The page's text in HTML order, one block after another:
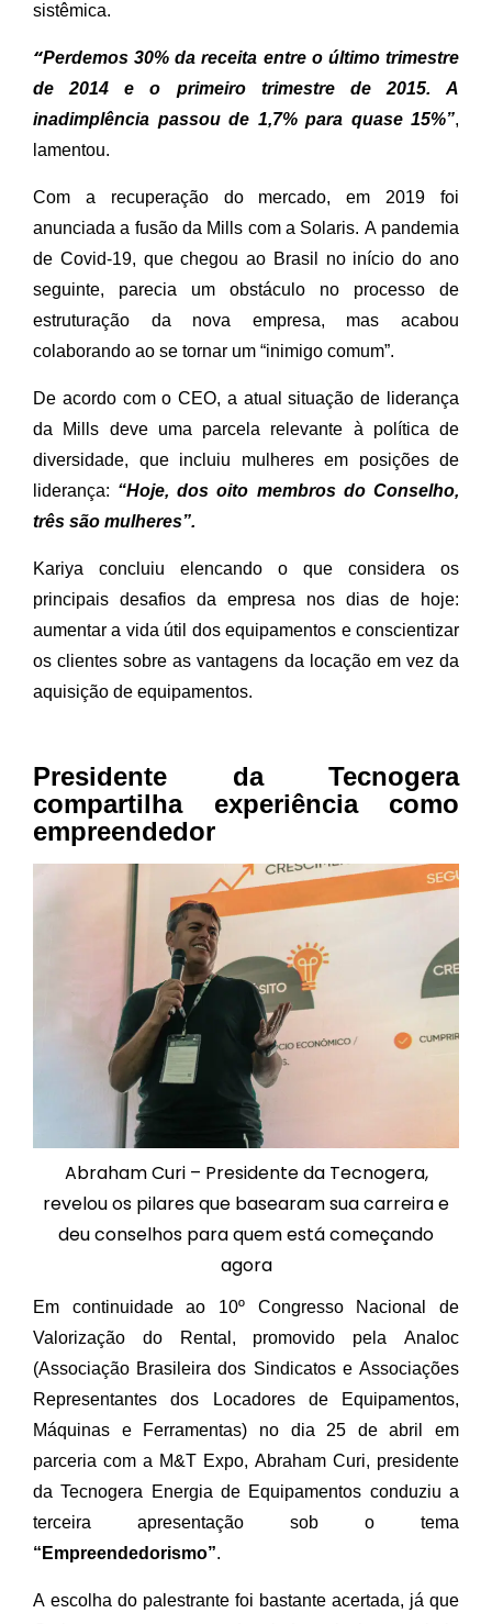
sistêmica.
“Perdemos 30% da receita entre o último trimestre
de 2014 e o primeiro trimestre de 2015. A
inadimplência passou de 1,7% para quase 15%”,
lamentou.
Com a recuperação do mercado, em 2019 foi
anunciada a fusão da Mills com a Solaris. A pandemia
de Covid-19, que chegou ao Brasil no início do ano
seguinte, parecia um obstáculo no processo de
estruturação da nova empresa, mas acabou
colaborando ao se tornar um “inimigo comum”.
De acordo com o CEO, a atual situação de liderança
da Mills deve uma parcela relevante à política de
diversidade, que incluiu mulheres em posições de
liderança: “Hoje, dos oito membros do Conselho,
três são mulheres”.
Kariya concluiu elencando o que considera os
principais desafios da empresa nos dias de hoje:
aumentar a vida útil dos equipamentos e conscientizar
os clientes sobre as vantagens da locação em vez da
aquisição de equipamentos.
Presidente da Tecnogera
compartilha experiência como
empreendedor
Abraham Curi – Presidente da Tecnogera,
revelou os pilares que basearam sua carreira e
deu conselhos para quem está começando
agora
Em continuidade ao 10º Congresso Nacional de
Valorização do Rental, promovido pela Analoc
(Associação Brasileira dos Sindicatos e Associações
Representantes dos Locadores de Equipamentos,
Máquinas e Ferramentas) no dia 25 de abril em
parceria com a M&T Expo, Abraham Curi, presidente
da Tecnogera Energia de Equipamentos conduziu a
terceira apresentação sob o tema
“Empreendedorismo”.
A escolha do palestrante foi bastante acertada, já que